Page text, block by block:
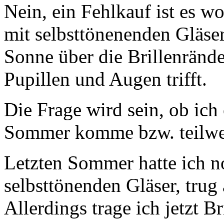
Nein, ein Fehlkauf ist es
mit selbsttönenenden
Sonne über die
Pupillen und Augen trifft.
Die Frage wird sein, ob ich
Sommer komme bzw.
Letzten Sommer hatte ich
selbsttönenden Gläser,
Allerdings trage ich jetzt